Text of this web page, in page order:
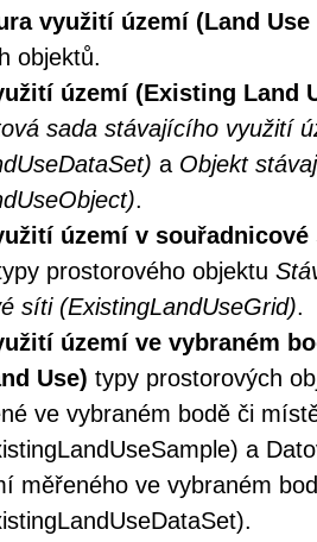
využití území (Land
objektů.
území (Existing Land
sada stávajícího využití
a Objekt
.
území v
prostorového objektu
síti (ExistingLandUseGrid).
území ve vybraném
Use) typy prostorových
ve vybraném bodě či
a
měřeného ve vybraném